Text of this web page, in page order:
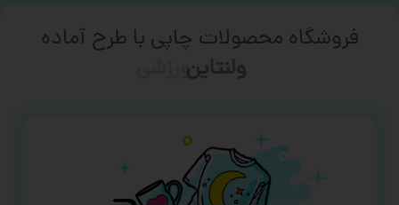
فروشگاه محصولات چاپی با طرح آماده
ورزشی